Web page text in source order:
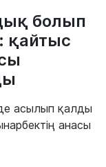
болып
қайтыс
асылып қалды
анасы